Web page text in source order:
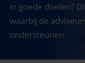
in goede doelen?
waarbij de
ondersteunen.